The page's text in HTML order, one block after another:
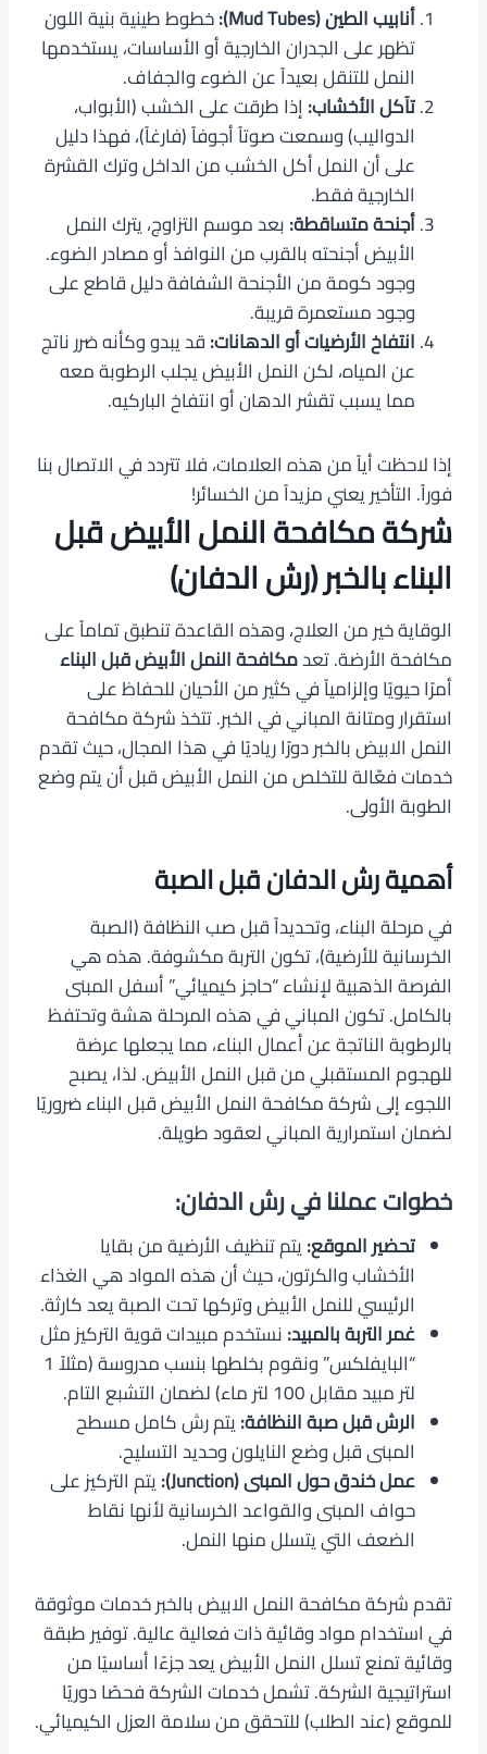
أنابيب الطين (Mud Tubes):
خطوط طينية بنية اللون
تظهر على الجدران الخارجية أو الأساسات، يستخدمها
النمل للتنقل بعيداً عن الضوء والجفاف.
تآكل الأخشاب:إذا طرقت على الخشب (الأبواب،
الدواليب) وسمعت صوتاً أجوفاً (فارغاً)، فهذا دليل
على أن النمل أكل الخشب من الداخل وترك القشرة
الخارجية فقط.
أجنحة متساقطة:بعد موسم التزاوج، يترك النمل
الأبيض أجنحته بالقرب من النوافذ أو مصادر الضوء.
وجود كومة من الأجنحة الشفافة دليل قاطع على
وجود مستعمرة قريبة.
انتفاخ الأرضيات أو الدهانات:قد يبدو وكأنه ضرر ناتج
عن المياه، لكن النمل الأبيض يجلب الرطوبة معه
مما يسبب تقشر الدهان أو انتفاخ الباركيه.
إذا لاحظت أياً من هذه العلامات، فلا تتردد في الاتصال بنا
فوراً. التأخير يعني مزيداً من الخسائر!
شركة مكافحة النمل الأبيض قبل
البناء بالخبر (رش الدفان)
الوقاية خير من العلاج، وهذه القاعدة تنطبق تماماً على
مكافحة الأرضة. تعدمكافحة النمل الأبيض قبل البناء
أمرًا حيويًا وإلزامياً في كثير من الأحيان للحفاظ على
استقرار ومتانة المباني في الخبر. تتخذ شركة مكافحة
النمل الابيض بالخبر دورًا رياديًا في هذا المجال، حيث تقدم
خدمات فعّالة للتخلص من النمل الأبيض قبل أن يتم وضع
الطوبة الأولى.
أهمية رش الدفان قبل الصبة
في مرحلة البناء، وتحديداً قبل صب النظافة (الصبة
الخرسانية للأرضية)، تكون التربة مكشوفة. هذه هي
الفرصة الذهبية لإنشاء “حاجز كيميائي” أسفل المبنى
بالكامل. تكون المباني في هذه المرحلة هشة وتحتفظ
بالرطوبة الناتجة عن أعمال البناء، مما يجعلها عرضة
للهجوم المستقبلي من قبل النمل الأبيض. لذا، يصبح
اللجوء إلى شركة مكافحة النمل الأبيض قبل البناء ضروريًا
لضمان استمرارية المباني لعقود طويلة.
خطوات عملنا في رش الدفان:
تحضير الموقع:يتم تنظيف الأرضية من بقايا
الأخشاب والكرتون، حيث أن هذه المواد هي الغذاء
الرئيسي للنمل الأبيض وتركها تحت الصبة يعد كارثة.
غمر التربة بالمبيد:نستخدم مبيدات قوية التركيز مثل
“البايفلكس” ونقوم بخلطها بنسب مدروسة (مثلاً 1
لتر مبيد مقابل 100 لتر ماء) لضمان التشبع التام.
الرش قبل صبة النظافة:يتم رش كامل مسطح
المبنى قبل وضع النايلون وحديد التسليح.
عمل خندق حول المبنى (Junction):
يتم التركيز على
حواف المبنى والقواعد الخرسانية لأنها نقاط
الضعف التي يتسلل منها النمل.
تقدم شركة مكافحة النمل الابيض بالخبر خدمات موثوقة
في استخدام مواد وقائية ذات فعالية عالية. توفير طبقة
وقائية تمنع تسلل النمل الأبيض يعد جزءًا أساسيًا من
استراتيجية الشركة. تشمل خدمات الشركة فحصًا دوريًا
للموقع (عند الطلب) للتحقق من سلامة العزل الكيميائي.